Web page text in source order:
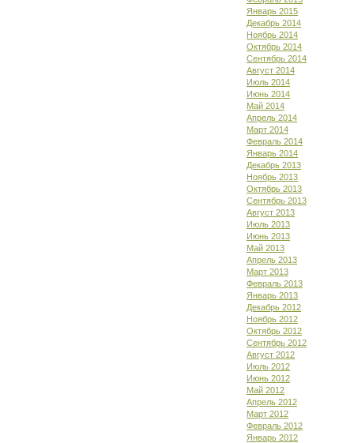
Январь 2015
Декабрь 2014
Ноябрь 2014
Октябрь 2014
Сентябрь 2014
Август 2014
Июль 2014
Июнь 2014
Май 2014
Апрель 2014
Март 2014
Февраль 2014
Январь 2014
Декабрь 2013
Ноябрь 2013
Октябрь 2013
Сентябрь 2013
Август 2013
Июль 2013
Июнь 2013
Май 2013
Апрель 2013
Март 2013
Февраль 2013
Январь 2013
Декабрь 2012
Ноябрь 2012
Октябрь 2012
Сентябрь 2012
Август 2012
Июль 2012
Июнь 2012
Май 2012
Апрель 2012
Март 2012
Февраль 2012
Январь 2012